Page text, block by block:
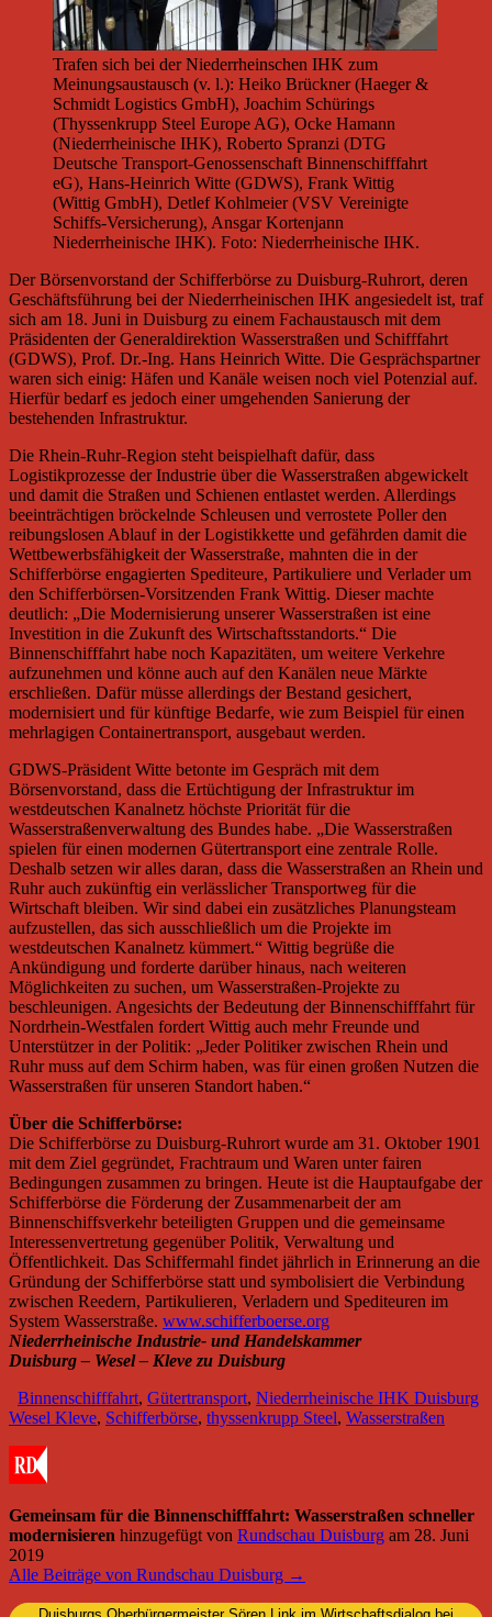
Trafen sich bei der Niederrheinschen IHK zum
Meinungsaustausch (v. l.): Heiko Brückner (Haeger &
Schmidt Logistics GmbH), Joachim Schürings
(Thyssenkrupp Steel Europe AG), Ocke Hamann
(Niederrheinische IHK), Roberto Spranzi (DTG
Deutsche Transport-Genossenschaft Binnenschifffahrt
eG), Hans-Heinrich Witte (GDWS), Frank Wittig
(Wittig GmbH), Detlef Kohlmeier (VSV Vereinigte
Schiffs-Versicherung), Ansgar Kortenjann
Niederrheinische IHK). Foto: Niederrheinische IHK.
Der Börsenvorstand der Schifferbörse zu Duisburg-Ruhrort, deren
Geschäftsführung bei der Niederrheinischen IHK angesiedelt ist, traf
sich am 18. Juni in Duisburg zu einem Fachaustausch mit dem
Präsidenten der Generaldirektion Wasserstraßen und Schifffahrt
(GDWS), Prof. Dr.-Ing. Hans Heinrich Witte. Die Gesprächspartner
waren sich einig: Häfen und Kanäle weisen noch viel Potenzial auf.
Hierfür bedarf es jedoch einer umgehenden Sanierung der
bestehenden Infrastruktur.
Die Rhein-Ruhr-Region steht beispielhaft dafür, dass
Logistikprozesse der Industrie über die Wasserstraßen abgewickelt
und damit die Straßen und Schienen entlastet werden. Allerdings
beeinträchtigen bröckelnde Schleusen und verrostete Poller den
reibungslosen Ablauf in der Logistikkette und gefährden damit die
Wettbewerbsfähigkeit der Wasserstraße, mahnten die in der
Schifferbörse engagierten Spediteure, Partikuliere und Verlader um
den Schifferbörsen-Vorsitzenden Frank Wittig. Dieser machte
deutlich: „Die Modernisierung unserer Wasserstraßen ist eine
Investition in die Zukunft des Wirtschaftsstandorts.“ Die
Binnenschifffahrt habe noch Kapazitäten, um weitere Verkehre
aufzunehmen und könne auch auf den Kanälen neue Märkte
erschließen. Dafür müsse allerdings der Bestand gesichert,
modernisiert und für künftige Bedarfe, wie zum Beispiel für einen
mehrlagigen Containertransport, ausgebaut werden.
GDWS-Präsident Witte betonte im Gespräch mit dem
Börsenvorstand, dass die Ertüchtigung der Infrastruktur im
westdeutschen Kanalnetz höchste Priorität für die
Wasserstraßenverwaltung des Bundes habe. „Die Wasserstraßen
spielen für einen modernen Gütertransport eine zentrale Rolle.
Deshalb setzen wir alles daran, dass die Wasserstraßen an Rhein und
Ruhr auch zukünftig ein verlässlicher Transportweg für die
Wirtschaft bleiben. Wir sind dabei ein zusätzliches Planungsteam
aufzustellen, das sich ausschließlich um die Projekte im
westdeutschen Kanalnetz kümmert.“ Wittig begrüße die
Ankündigung und forderte darüber hinaus, nach weiteren
Möglichkeiten zu suchen, um Wasserstraßen-Projekte zu
beschleunigen. Angesichts der Bedeutung der Binnenschifffahrt für
Nordrhein-Westfalen fordert Wittig auch mehr Freunde und
Unterstützer in der Politik: „Jeder Politiker zwischen Rhein und
Ruhr muss auf dem Schirm haben, was für einen großen Nutzen die
Wasserstraßen für unseren Standort haben.“
Über die Schifferbörse:
Die Schifferbörse zu Duisburg-Ruhrort wurde am 31. Oktober 1901
mit dem Ziel gegründet, Frachtraum und Waren unter fairen
Bedingungen zusammen zu bringen. Heute ist die Hauptaufgabe der
Schifferbörse die Förderung der Zusammenarbeit der am
Binnenschiffsverkehr beteiligten Gruppen und die gemeinsame
Interessenvertretung gegenüber Politik, Verwaltung und
Öffentlichkeit. Das Schiffermahl findet jährlich in Erinnerung an die
Gründung der Schifferbörse statt und symbolisiert die Verbindung
zwischen Reedern, Partikulieren, Verladern und Spediteuren im
System Wasserstraße. www.schifferboerse.org
Niederrheinische Industrie- und Handelskammer
Duisburg – Wesel – Kleve zu Duisburg
Binnenschifffahrt, Gütertransport, Niederrheinische IHK Duisburg
Wesel Kleve, Schifferbörse, thyssenkrupp Steel, Wasserstraßen
Gemeinsam für die Binnenschifffahrt: Wasserstraßen schneller
modernisieren hinzugefügt von Rundschau Duisburg am 28. Juni
2019
Alle Beiträge von Rundschau Duisburg →